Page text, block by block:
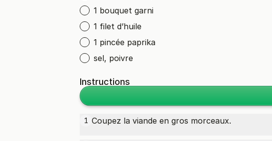
1 bouquet garni
1 filet d’huile
1 pincée paprika
sel, poivre
Instructions
1 Coupez la viande en gros morceaux.